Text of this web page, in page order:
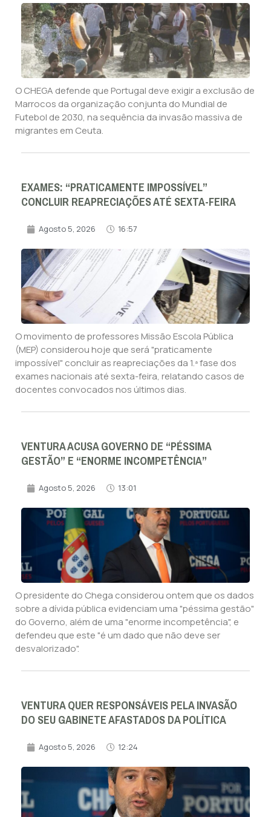
O CHEGA defende que Portugal deve exigir a exclusão de
Marrocos da organização conjunta do Mundial de
Futebol de 2030, na sequência da invasão massiva de
migrantes em Ceuta.
EXAMES: “PRATICAMENTE IMPOSSÍVEL”
CONCLUIR REAPRECIAÇÕES ATÉ SEXTA-FEIRA
Agosto 5, 2026 16:57
O movimento de professores Missão Escola Pública
(MEP) considerou hoje que será "praticamente
impossível" concluir as reapreciações da 1.ª fase dos
exames nacionais até sexta-feira, relatando casos de
docentes convocados nos últimos dias.
VENTURA ACUSA GOVERNO DE “PÉSSIMA
GESTÃO” E “ENORME INCOMPETÊNCIA”
Agosto 5, 2026 13:01
O presidente do Chega considerou ontem que os dados
sobre a dívida pública evidenciam uma "péssima gestão"
do Governo, além de uma "enorme incompetência", e
defendeu que este "é um dado que não deve ser
desvalorizado".
VENTURA QUER RESPONSÁVEIS PELA INVASÃO
DO SEU GABINETE AFASTADOS DA POLÍTICA
Agosto 5, 2026 12:24